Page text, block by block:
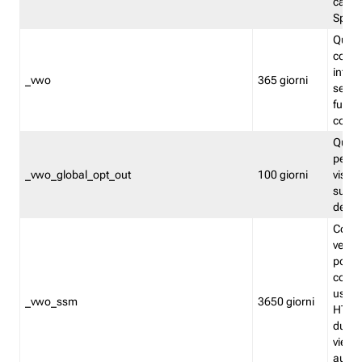
Split
_vwo 365 giorni
_vwo_global_opt_out 100 giorni
su
_vwo_ssm 3650 giorni
viene